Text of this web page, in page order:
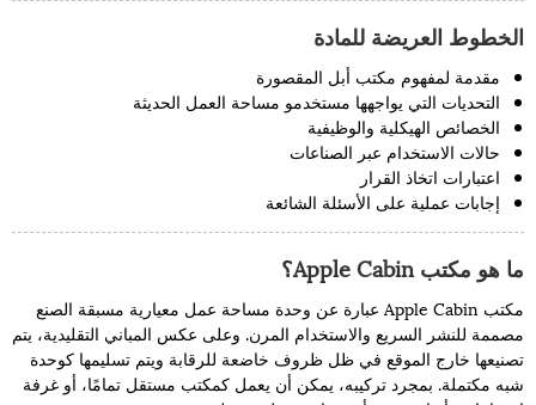
الخطوط العريضة للمادة
مقدمة لمفهوم مكتب أبل المقصورة
التحديات التي يواجهها مستخدمو مساحة العمل الحديثة
الخصائص الهيكلية والوظيفية
حالات الاستخدام عبر الصناعات
اعتبارات اتخاذ القرار
إجابات عملية على الأسئلة الشائعة
ما هو مكتب Apple Cabin؟
مكتب Apple Cabin عبارة عن وحدة مساحة عمل معيارية مسبقة الصنع
مصممة للنشر السريع والاستخدام المرن. وعلى عكس المباني التقليدية، يتم
تصنيعها خارج الموقع في ظل ظروف خاضعة للرقابة ويتم تسليمها كوحدة
شبه مكتملة. بمجرد تركيبه، يمكن أن يعمل كمكتب مستقل تمامًا، أو غرفة